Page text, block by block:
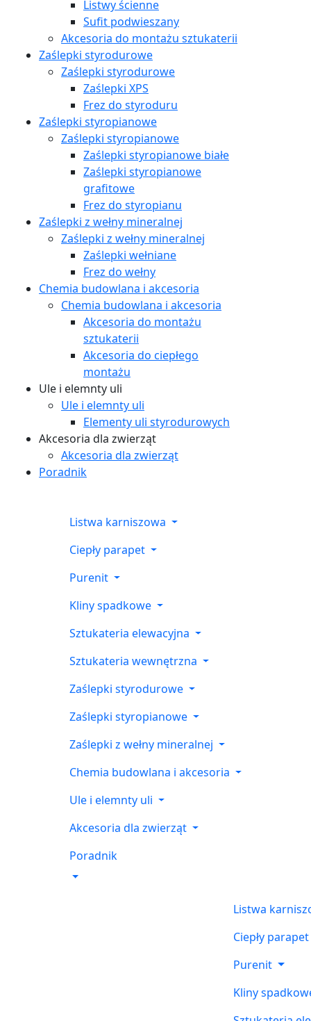
Listwy ścienne
Sufit podwieszany
Akcesoria do montażu sztukaterii
Zaślepki styrodurowe
Zaślepki styrodurowe
Zaślepki XPS
Frez do styroduru
Zaślepki styropianowe
Zaślepki styropianowe
Zaślepki styropianowe białe
Zaślepki styropianowe
grafitowe
Frez do styropianu
Zaślepki z wełny mineralnej
Zaślepki z wełny mineralnej
Zaślepki wełniane
Frez do wełny
Chemia budowlana i akcesoria
Chemia budowlana i akcesoria
Akcesoria do montażu
sztukaterii
Akcesoria do ciepłego
montażu
Ule i elemnty uli
Ule i elemnty uli
Elementy uli styrodurowych
Akcesoria dla zwierząt
Akcesoria dla zwierząt
Poradnik
Listwa karniszowa
Ciepły parapet
Purenit
Kliny spadkowe
Sztukateria elewacyjna
Sztukateria wewnętrzna
Zaślepki styrodurowe
Zaślepki styropianowe
Zaślepki z wełny mineralnej
Chemia budowlana i akcesoria
Ule i elemnty uli
Akcesoria dla zwierząt
Poradnik
Listwa
Ciepły parapet
Purenit
Kliny